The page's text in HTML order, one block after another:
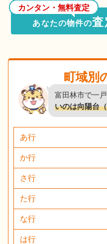
カンタン・無料査定
あなたの物件の査
町域別
富田林市で一
いのは向陽台
あ行
か行
さ行
た行
な行
は行